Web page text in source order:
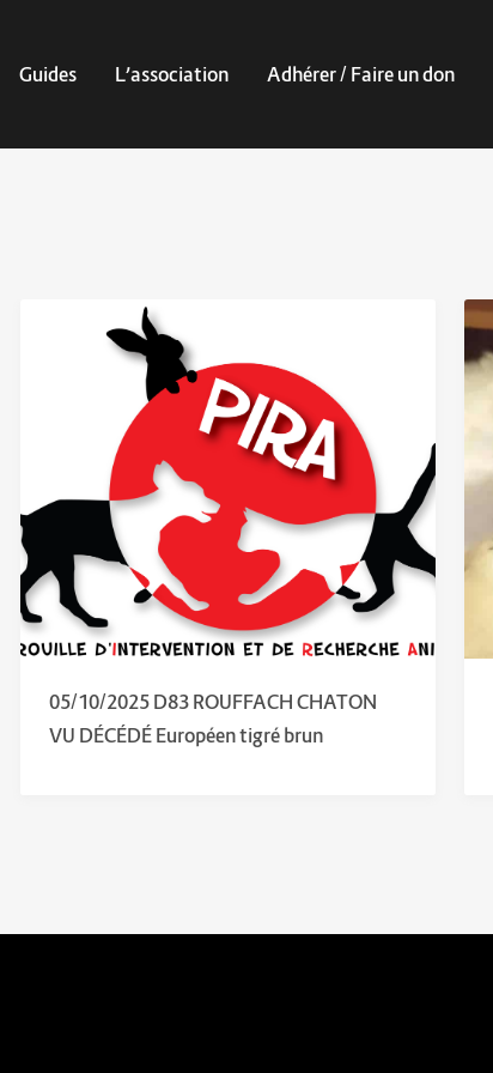
Guides L’association Adhérer / Faire un don
05/10/2025 D83 ROUFFACH CHATON
VU DÉCÉDÉ Européen tigré brun